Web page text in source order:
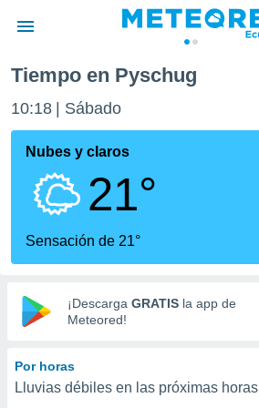
de
ha
calidad.
a este
las
y
digital
basada
Tiempo en Pyschug
10:18 Sábado
Nubes y claros
21°
Sensación de 21°
¡Descarga GRATIS la app de
Meteored!
Por horas
Lluvias débiles en las próximas horas